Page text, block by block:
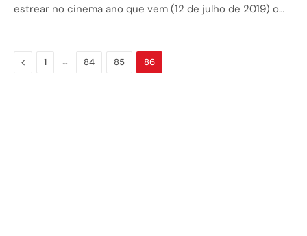
estrear no cinema ano que vem (12 de julho de 2019) o…
Previous
1 … 84 85 86